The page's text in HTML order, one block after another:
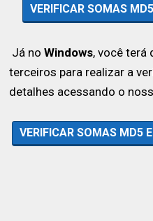
VERIFICAR SOMAS
Já noWindows, você terá
terceiros para realizar a
detalhes acessando o
VERIFICAR SOMAS MD5